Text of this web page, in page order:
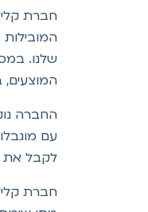
שלנו.
המוצעים,
החברה
לקבל את
חברת